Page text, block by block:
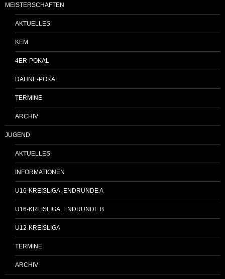
MEISTERSCHAFTEN
AKTUELLES
KEM
4ER-POKAL
DÄHNE-POKAL
TERMINE
ARCHIV
JUGEND
AKTUELLES
INFORMATIONEN
U16-KREISLIGA, ENDRUNDE A
U16-KREISLIGA, ENDRUNDE B
U12-KREISLIGA
TERMINE
ARCHIV